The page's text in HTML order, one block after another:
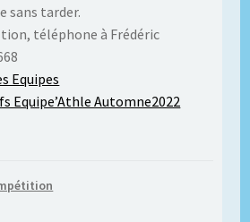
sans tarder.
téléphone à Frédéric
Equipes
Equipe’Athle Automne2022